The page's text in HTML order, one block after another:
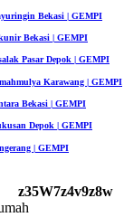
Bekasi | GEMPI
Bekasi | GEMPI
Pasar Depok | GEMPI
Karawang | GEMPI
Bekasi | GEMPI
Depok | GEMPI
| GEMPI
z35W7z4v9z8w